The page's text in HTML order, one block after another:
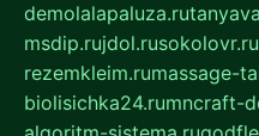
demolalapaluza.ru
msdip.rujdol.rusokolovr.ru
rezemkleim.rumassage-
biolisichka24.rumncraft-